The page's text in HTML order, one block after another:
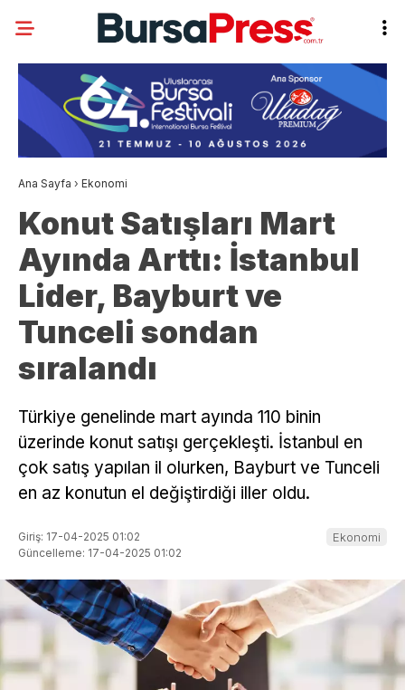
Ana Sayfa › Ekonomi
Konut Satışları Mart
Ayında Arttı: İstanbul
Lider, Bayburt ve
Tunceli sondan
sıralandı
Türkiye genelinde mart ayında 110 binin
üzerinde konut satışı gerçekleşti. İstanbul en
çok satış yapılan il olurken, Bayburt ve Tunceli
en az konutun el değiştirdiği iller oldu.
Giriş: 17-04-2025 01:02
Güncelleme: 17-04-2025 01:02
Ekonomi